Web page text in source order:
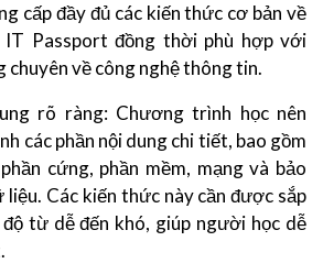
cấp đầy đủ các kiến thức cơ bản về
IT Passport đồng thời phù hợp với
về công nghệ thông tin.
rõ ràng: Chương trình học nên
các phần nội dung chi tiết, bao gồm
cứng, phần mềm, mạng và bảo
liệu. Các kiến thức này cần được sắp
từ dễ đến khó, giúp người học dễ